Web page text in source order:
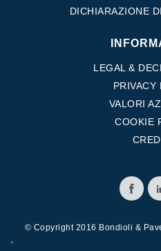
DICHIARAZIONE
LEGAL &
PRIVACY
VALORI
COOKIE
© Copyright 2016 Bondioli &